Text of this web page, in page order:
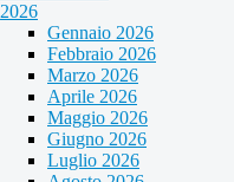
2026
Gennaio 2026
Febbraio 2026
Marzo 2026
Aprile 2026
Maggio 2026
Giugno 2026
Luglio 2026